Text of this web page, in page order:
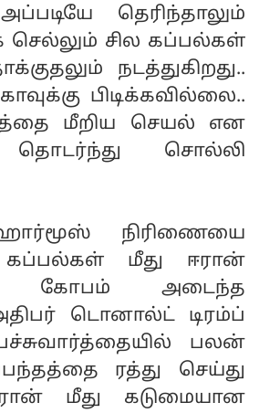
அப்படியே தெரிந்தாலும்
செல்லும் சில கப்பல்கள்
நடத்துகிறது..
பிடிக்கவில்லை..
மீறிய செயல் என
தொடர்ந்து சொல்லி
நிரிணையை
மீது ஈரான்
கோபம் அடைந்த
டொனால்ட் டிரம்ப்
பலன்
ரத்து செய்து
மீது கடுமையான